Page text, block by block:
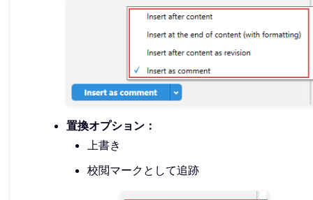
置換オプション：
上書き
校閲マークとして追跡